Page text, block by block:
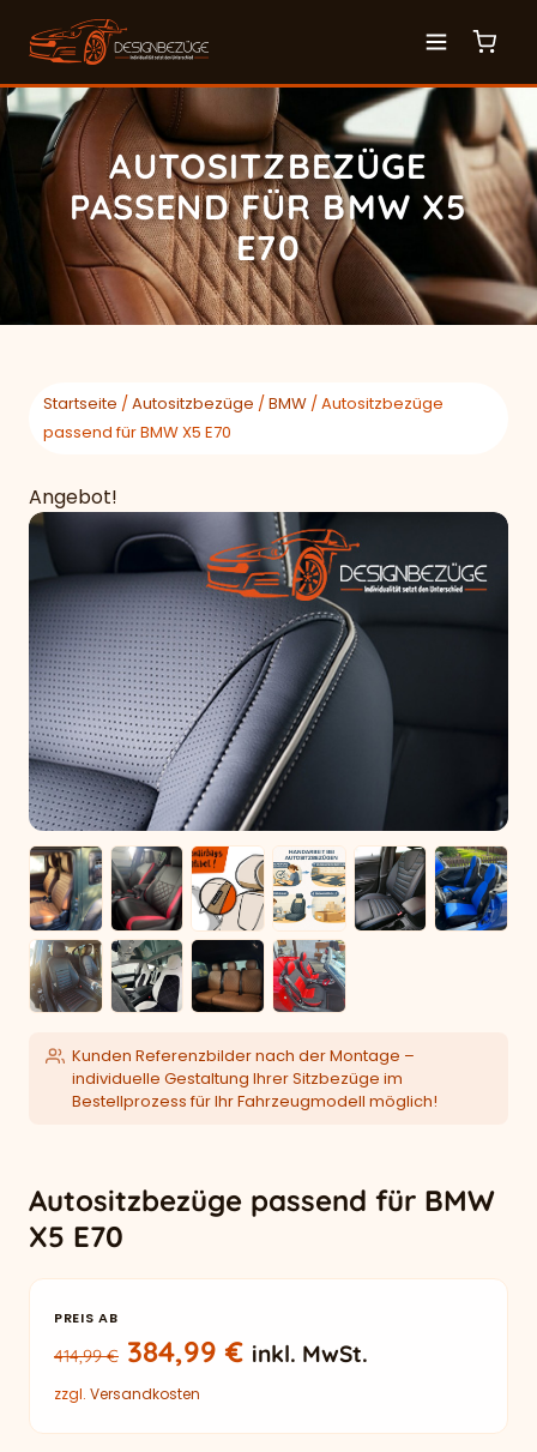
AUTOSITZBEZÜGE
PASSEND FÜR BMW X5
E70
Startseite /Autositzbezüge /BMW / Autositzbezüge
passend für BMW X5 E70
Angebot!
Kunden Referenzbilder nach der Montage –
individuelle Gestaltung Ihrer Sitzbezüge im
Bestellprozess für Ihr Fahrzeugmodell möglich!
Autositzbezüge passend für BMW
X5 E70
PREIS AB
414,99€ Ursprünglicher Preis war:
384,99€Aktueller Preis ist:
inkl. MwSt.
zzgl. Versandkosten